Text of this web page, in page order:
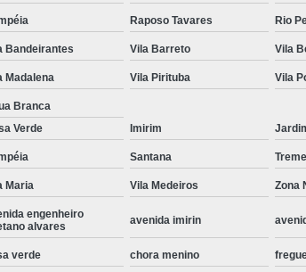
Instalação de Maquina de
Instalação Eletrica
Instalação Maquina
Instalar Maquina
Samsung
Instalação Maquina
Raposo Tavares Rio
Bandeirantes Vila Barreto Vila
Madalena Vila Pirituba Vila
Branca
Verde Imirim
Santana
Maria Vila Medeiros Zona
engenheiro
alvares
avenida imirin
verde chora menino